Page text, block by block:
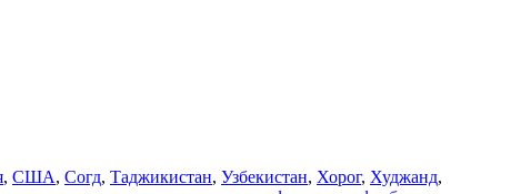
, США, Согд, Таджикистан, Узбекистан, Хорог, Худжанд,